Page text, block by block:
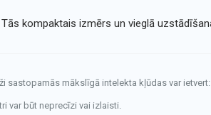
kompaktais izmērs un vieglā
sastopamās mākslīgā intelekta kļūdas var ietvert:
var būt neprecīzi vai izlaisti.